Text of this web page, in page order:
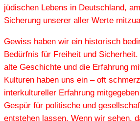
jüdischen Lebens in Deutschland,
Sicherung unserer aller Werte
Gewiss haben wir ein historisch
Bedürfnis für Freiheit und
alte Geschichte und die Erfahrung
Kulturen haben uns ein – oft
interkultureller Erfahrung
Gespür für politische und
entstehen lassen. Wenn wir sehen,